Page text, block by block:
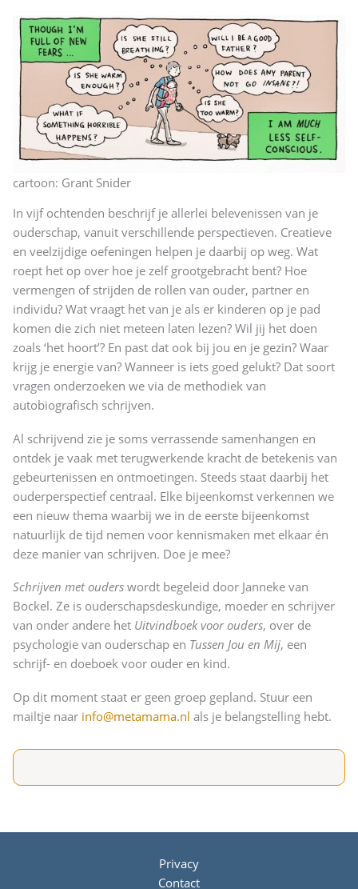
cartoon: Grant Snider
In vijf ochtenden beschrijf je allerlei belevenissen van je
ouderschap, vanuit verschillende perspectieven. Creatieve
en veelzijdige oefeningen helpen je daarbij op weg. Wat
roept het op over hoe je zelf grootgebracht bent? Hoe
vermengen of strijden de rollen van ouder, partner en
individu? Wat vraagt het van je als er kinderen op je pad
komen die zich niet meteen laten lezen? Wil jij het doen
zoals ‘het hoort’? En past dat ook bij jou en je gezin? Waar
krijg je energie van? Wanneer is iets goed gelukt? Dat soort
vragen onderzoeken we via de methodiek van
autobiografisch schrijven.
Al schrijvend zie je soms verrassende samenhangen en
ontdek je vaak met terugwerkende kracht de betekenis van
gebeurtenissen en ontmoetingen. Steeds staat daarbij het
ouderperspectief centraal. Elke bijeenkomst verkennen we
een nieuw thema waarbij we in de eerste bijeenkomst
natuurlijk de tijd nemen voor kennismaken met elkaar én
deze manier van schrijven. Doe je mee?
Schrijven met ouders wordt begeleid door Janneke van
Bockel. Ze is ouderschapsdeskundige, moeder en schrijver
van onder andere het Uitvindboek voor ouders, over de
psychologie van ouderschap en Tussen Jou en Mij, een
schrijf- en doeboek voor ouder en kind.
Op dit moment staat er geen groep gepland. Stuur een
mailtje naar info@metamama.nl als je belangstelling hebt.
Privacy
Contact